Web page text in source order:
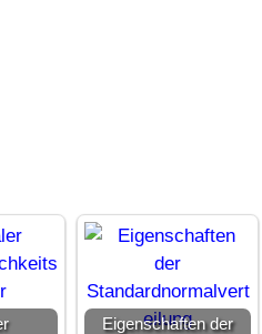
Eigenschaften der